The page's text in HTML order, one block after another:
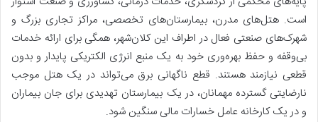
است. هتل‌های مدرن، بیمارستان‌های تخصصی، مراکز تجاری بزرگ و
شهرک‌های صنعتی فعال در اطراف این کلان‌شهر، همگی برای ارائه خدمات
بی‌وقفه و حفظ بهره‌وری خود به یک منبع انرژی الکتریکی پایدار و بدون
قطعی نیازمند هستند. قطع ناگهانی برق می‌تواند در یک هتل موجب
نارضایتی گسترده مهمانان، در یک بیمارستان تهدیدی برای جان بیماران
و در یک کارخانه عامل خسارات مالی سنگین شود.